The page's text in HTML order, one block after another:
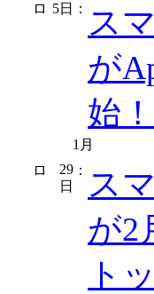
5日 ：
ス
が
始！
1月
29
日
：
ス
が2
ト